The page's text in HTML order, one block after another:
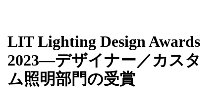
LIT Lighting Design Awards
2023―デザイナー／カスタ
ム照明部門の受賞